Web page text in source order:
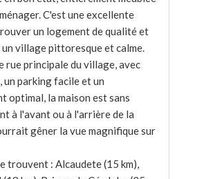
C'est une excellente
un logement de qualité et
un village pittoresque et calme.
rue principale du village, avec
un parking facile et un
optimal, la maison est sans
à l'avant ou à l'arrière de la
gêner la vue magnifique sur
trouvent : Alcaudete (15 km),